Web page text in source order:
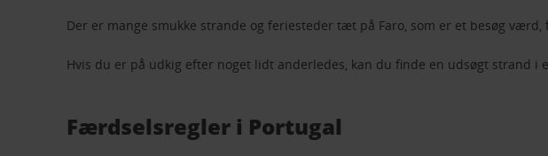
Der er mange smukke strande og feriesteder tæt på Faro, som er et besøg værd,
Hvis du er på udkig efter noget lidt anderledes, kan du finde en udsøgt strand
Færdselsregler i Portugal